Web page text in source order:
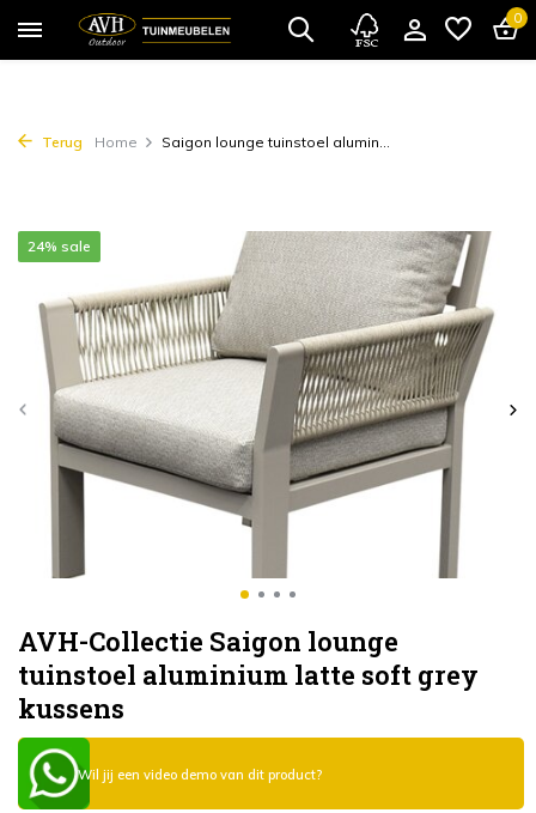
0
Terug Home Saigon lounge tuinstoel alumin...
AVH-Collectie Saigon lounge
tuinstoel aluminium latte soft grey
kussens
24% sale
Wil jij een video demo van dit product?